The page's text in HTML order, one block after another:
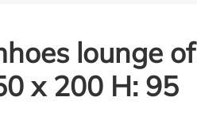
lounge of
x 200 H: 95